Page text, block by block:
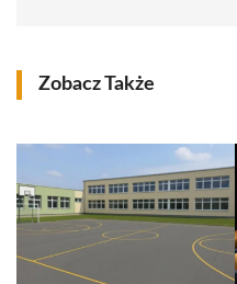
Zobacz Także